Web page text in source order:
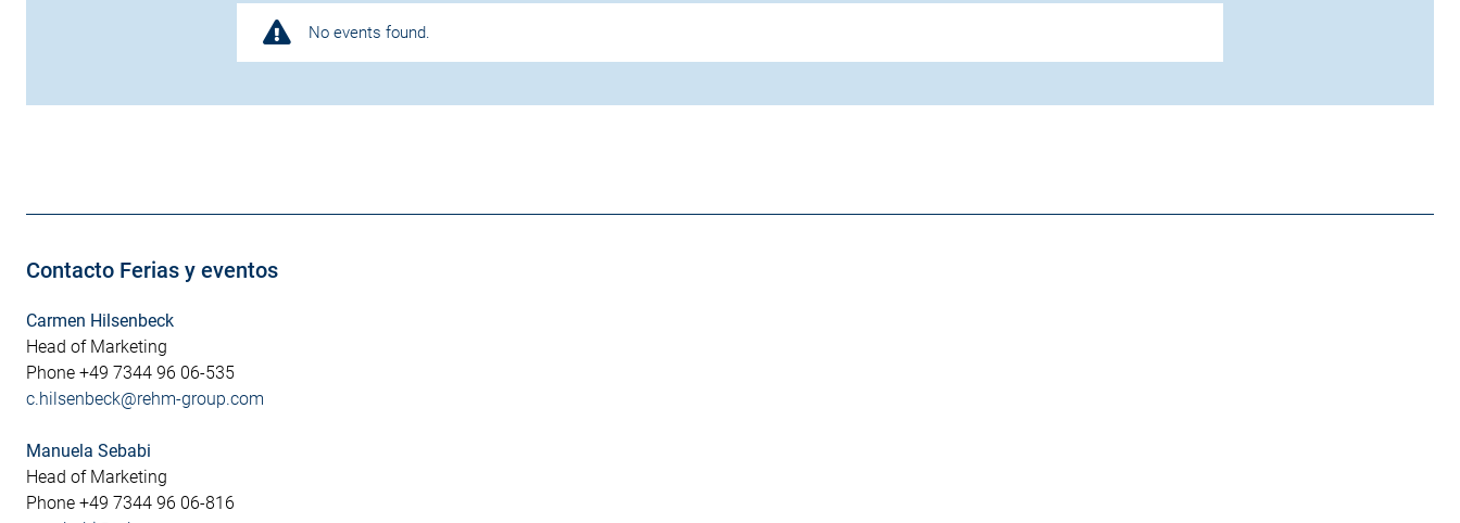
No events found.
Contacto Ferias y eventos
Carmen Hilsenbeck
Head of Marketing
Phone +49 7344 96 06-535
c.hilsenbeck@rehm-group.com
Manuela Sebabi
Head of Marketing
Phone +49 7344 96 06-816